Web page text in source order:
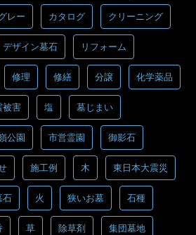
レー カタログ クリーニング
デザイン墓石 リフォーム
修理 修繕 分譲 化学薬品
被害 塩 墓じまい
公園 市営霊園 御影石
施工例 木 東日本大震災
石 火 狭いお墓 石種
草 除草剤 集団墓地